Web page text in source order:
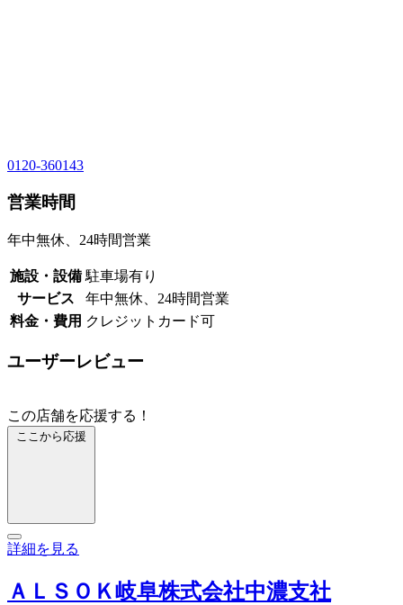
0120-360143
営業時間
年中無休、24時間営業
施設・設備 駐車場有り
サービス
年中無休、24時間営業
料金・費用 クレジットカード可
ユーザーレビュー
この店舗を応援する！
ここから応援
詳細を見る
ＡＬＳＯＫ岐阜株式会社中濃支社